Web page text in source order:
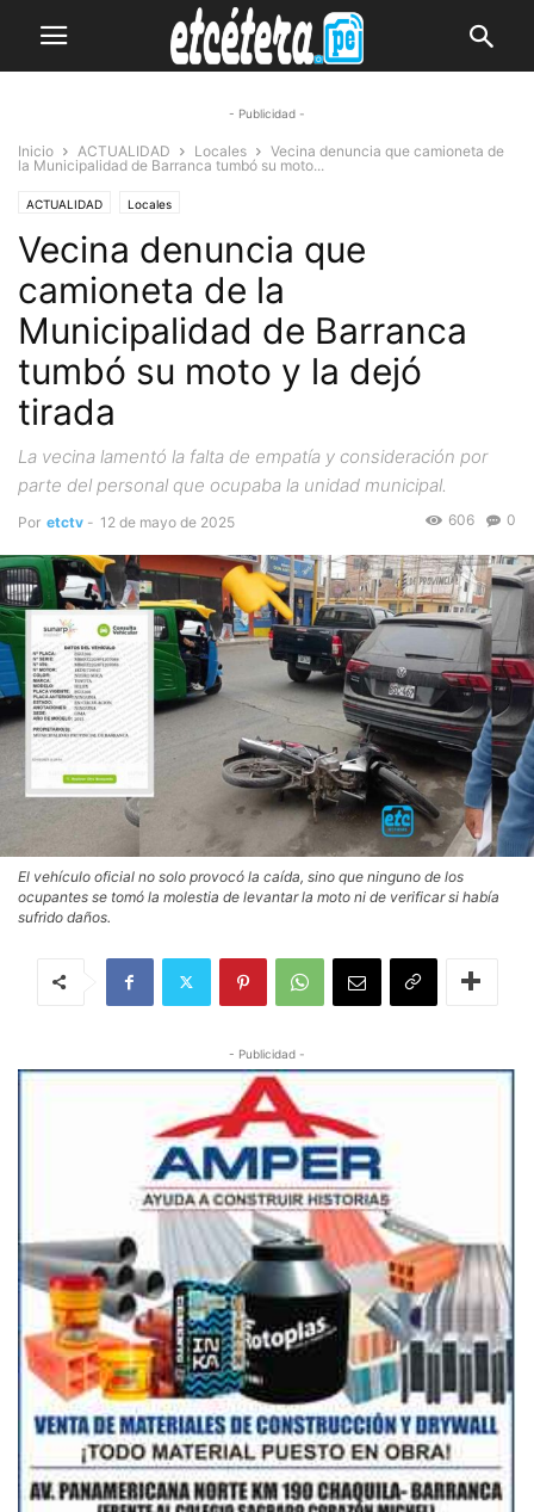
- Publicidad -
Inicio ACTUALIDAD Locales
Vecina denuncia que camioneta de
la Municipalidad de Barranca tumbó su moto...
ACTUALIDAD Locales
Vecina denuncia que
camioneta de la
Municipalidad de Barranca
tumbó su moto y la dejó
tirada
La vecina lamentó la falta de empatía y consideración por
parte del personal que ocupaba la unidad municipal.
Por etctv - 12 de mayo de 2025 0
606
El vehículo oficial no solo provocó la caída, sino que ninguno de los
ocupantes se tomó la molestia de levantar la moto ni de verificar si había
sufrido daños.
- Publicidad -